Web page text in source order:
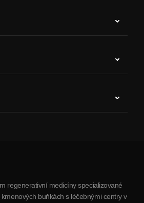
regenerativní medicíny specializované
buňkách s léčebnými centry v